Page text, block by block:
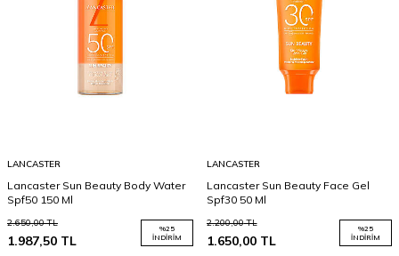
LANCASTER
Lancaster Sun Beauty Body Water
Spf50 150 Ml
2.650,00TL
1.987,50 TL
%25
İNDIRIM
LANCASTER
Lancaster Sun Beauty Face Gel
Spf30 50 Ml
2.200,00TL
1.650,00TL
%25
İNDIRIM